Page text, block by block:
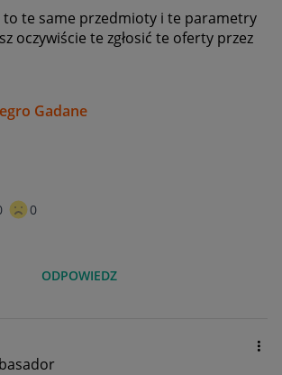
to te same przedmioty i te parametry
oczywiście te zgłosić te oferty przez
Gadane
0
ODPOWIEDZ